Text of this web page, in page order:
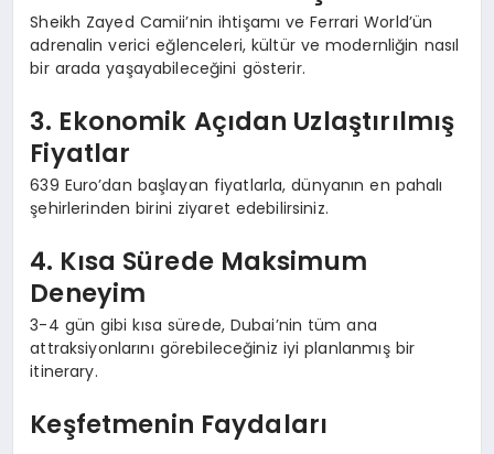
Sheikh Zayed Camii’nin ihtişamı ve Ferrari World’ün
adrenalin verici eğlenceleri, kültür ve modernliğin nasıl
bir arada yaşayabileceğini gösterir.
3. Ekonomik Açıdan Uzlaştırılmış
Fiyatlar
639 Euro’dan başlayan fiyatlarla, dünyanın en pahalı
şehirlerinden birini ziyaret edebilirsiniz.
4. Kısa Sürede Maksimum
Deneyim
3-4 gün gibi kısa sürede, Dubai’nin tüm ana
attraksiyonlarını görebileceğiniz iyi planlanmış bir
itinerary.
Keşfetmenin Faydaları